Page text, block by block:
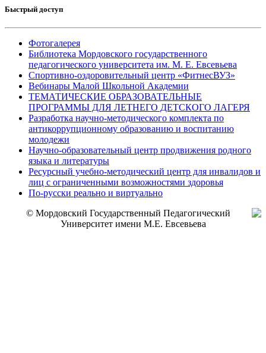
Быстрый доступ
Фотогалерея
Библиотека Мордовского государственного
педагогического университета им. М. Е. Евсевьева
Спортивно-оздоровительный центр «ФитнесВУЗ»
Вебинары Малой Школьной Академии
ТЕМАТИЧЕСКИЕ ОБРАЗОВАТЕЛЬНЫЕ
ПРОГРАММЫ ДЛЯ ЛЕТНЕГО ДЕТСКОГО ЛАГЕРЯ
Разработка научно-методического комплекта по
антикоррупционному образованию и воспитанию
молодежи
Научно-образовательный центр продвижения родного
языка и литературы
Ресурсный учебно-методический центр для инвалидов и
лиц с ограниченными возможностями здоровья
По-русски реально и виртуально
© Мордовский Государственный Педагогический
Университет имени М.Е. Евсевьева